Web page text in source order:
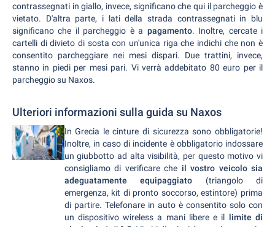
contrassegnati in giallo, invece, significano che qui il parcheggio è
vietato. D'altra parte, i lati della strada contrassegnati in blu
significano che il parcheggio è a pagamento. Inoltre, cercate i
cartelli di divieto di sosta con un'unica riga che indichi che non è
consentito parcheggiare nei mesi dispari. Due trattini, invece,
stanno in piedi per mesi pari. Vi verrà addebitato 80 euro per il
parcheggio su Naxos.
Ulteriori informazioni sulla guida su Naxos
In Grecia le cinture di sicurezza sono obbligatorie!
Inoltre, in caso di incidente è obbligatorio indossare
un giubbotto ad alta visibilità, per questo motivo vi
consigliamo di verificare che il vostro veicolo sia
adeguatamente equipaggiato (triangolo di
emergenza, kit di pronto soccorso, estintore) prima
di partire. Telefonare in auto è consentito solo con
un dispositivo wireless a mani libere e il limite di